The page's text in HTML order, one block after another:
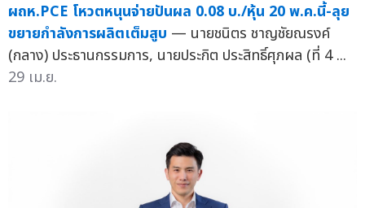
ผถห.PCE โหวตหนุนจ่ายปันผล 0.08 บ./หุ้น 20 พ.ค.นี้-ลุย
ขยายกำลังการผลิตเต็มสูบ — นายชนิตร ชาญชัยณรงค์
(กลาง) ประธานกรรมการ, นายประกิต ประสิทธิ์ศุภผล (ที่ 4 ...
29 เม.ย.